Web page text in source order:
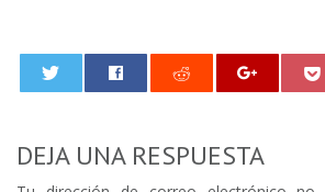
DEJA UNA RESPUESTA